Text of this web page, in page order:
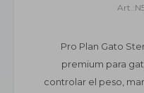
Pro Plan Gato
premium para
controlar el peso,